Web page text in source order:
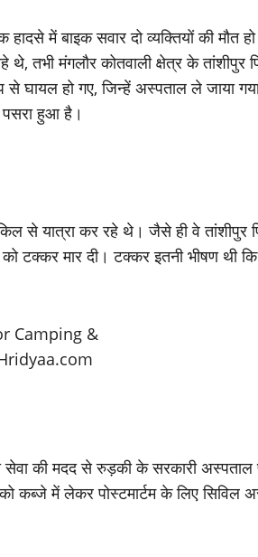
में बाइक सवार दो व्यक्तियों की मौत
थे, तभी मंगलौर कोतवाली क्षेत्र के तांशीपुर
से घायल हो गए, जिन्हें अस्पताल ले जाया
पसरा हुआ है।
से यात्रा कर रहे थे। जैसे ही वे तांशीपुर
टक्कर मार दी। टक्कर इतनी भीषण थी
की मदद से रुड़की के सरकारी अस्पताल
कब्जे में लेकर पोस्टमार्टम के लिए सिविल